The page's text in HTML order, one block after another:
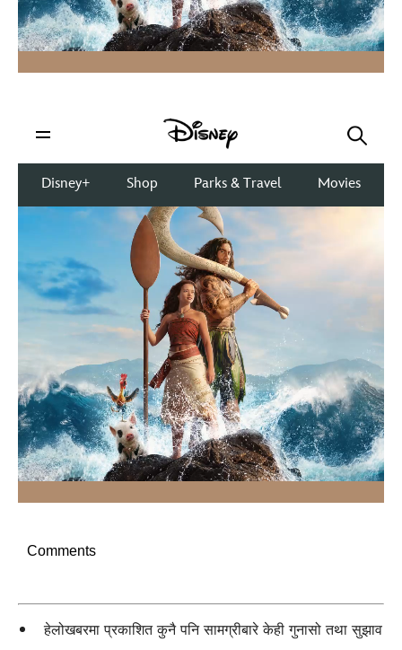
Comments
हेलोखबरमा प्रकाशित कुनै पनि सामग्रीबारे केही गुनासो तथा सुझाव